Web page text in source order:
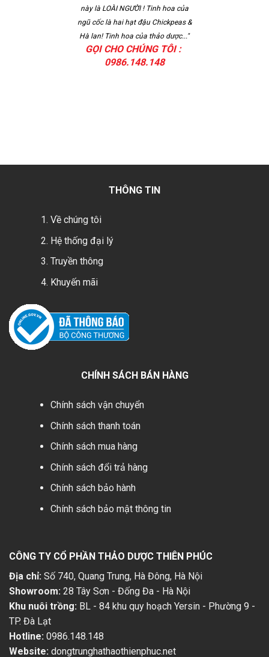
này là LOÀI NGƯỜI ! Tinh hoa của
ngũ cốc là hai hạt đậu Chickpeas &
Hà lan! Tinh hoa của thảo dược..."
GỌI CHO CHÚNG TÔI :
0986.148.148
THÔNG TIN
Về chúng tôi
Hệ thống đại lý
Truyền thông
Khuyến mãi
CHÍNH SÁCH BÁN HÀNG
Chính sách vận chuyển
Chính sách thanh toán
Chính sách mua hàng
Chính sách đổi trả hàng
Chính sách bảo hành
Chính sách bảo mật thông tin
CÔNG TY CỔ PHẦN THẢO DƯỢC THIÊN PHÚC
Địa chỉ: Số 740, Quang Trung, Hà Đông, Hà Nội
Showroom: 28 Tây Sơn - Đống Đa - Hà Nội
Khu nuôi trồng: BL - 84 khu quy hoạch Yersin - Phường 9 -
TP. Đà Lạt
Hotline: 0986.148.148
Website: dongtrunghathaothienphuc.net